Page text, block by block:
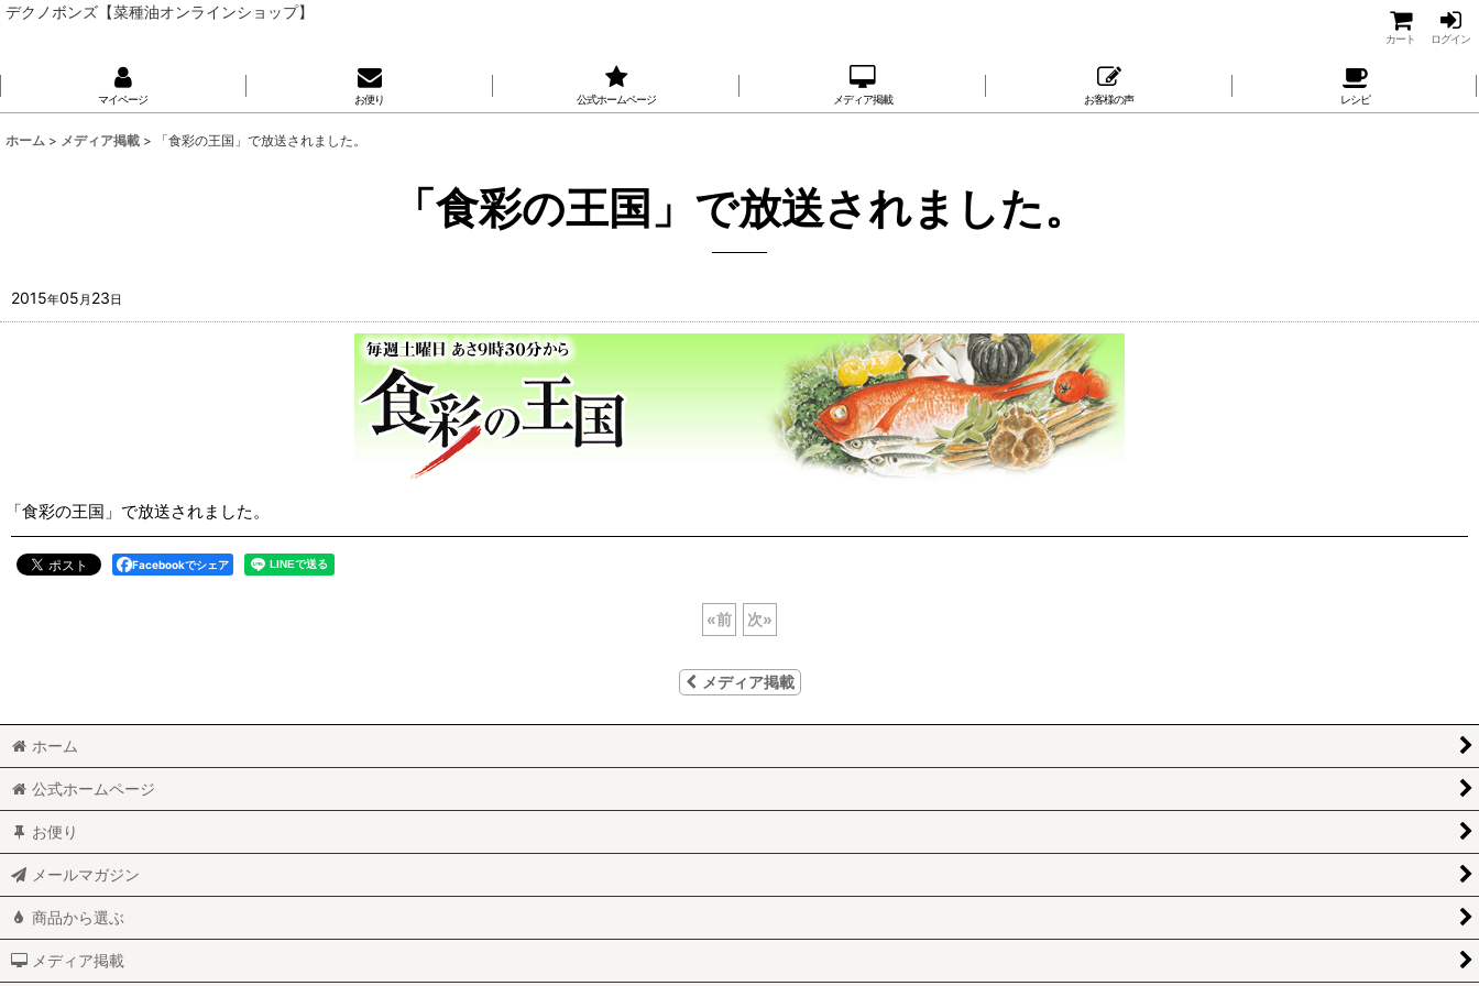
デクノボンズ【菜種油オンラインショップ】
カート ログイン
マイページ お便り 公式ホームページ メディア掲載 お客様の声 レシピ
ホーム > メディア掲載 > 「食彩の王国」で放送されました。
「食彩の王国」で放送されました。
2015年05 月 23日
「食彩の王国」で放送されました。
Facebookでシェア
«前 次»
メディア掲載
ホーム
公式ホームページ
お便り
メールマガジン
商品から選ぶ
メディア掲載